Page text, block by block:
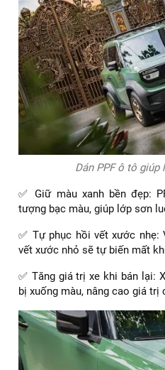
Dán PPF ô tô
✅ Giữ màu xanh bền đẹp:
tượng bạc màu, giúp lớp sơn
✅ Tự phục hồi vết xước nhẹ:
vết xước nhỏ sẽ tự biến mất
✅ Tăng giá trị xe khi bán lại:
bị xuống màu, nâng cao giá trị